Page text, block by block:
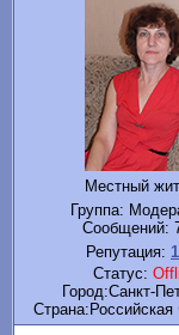
Местный
Группа:
Сообщений:
Репутация:
Статус:
Город:Санкт-